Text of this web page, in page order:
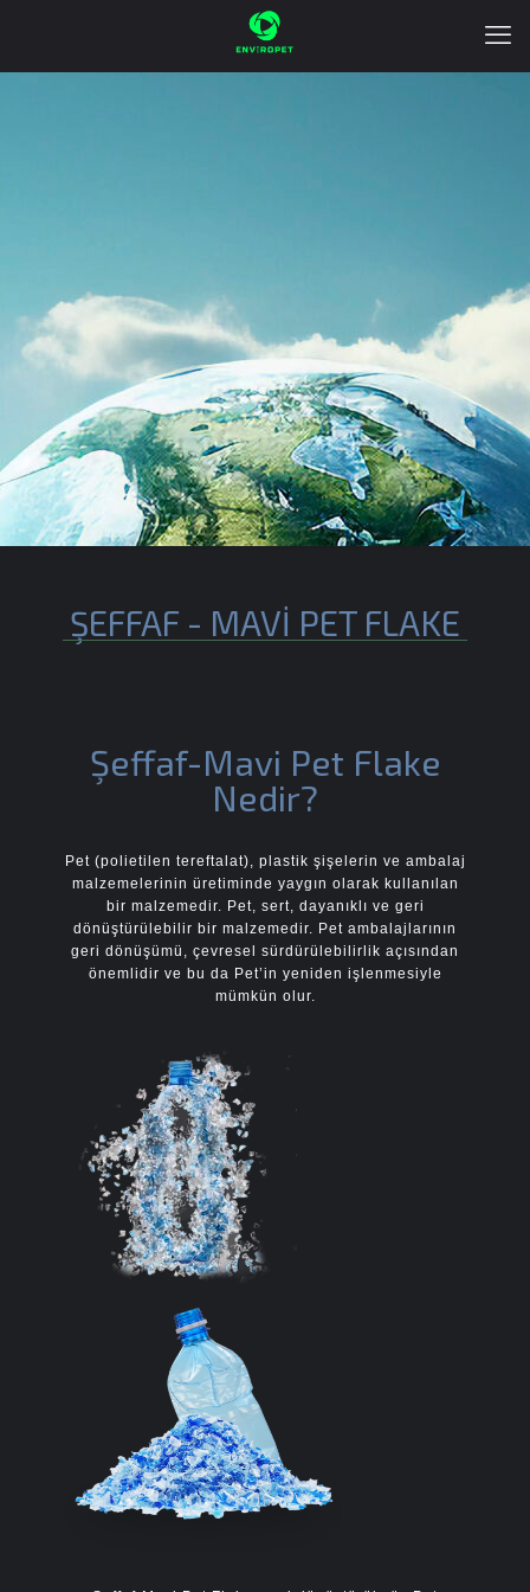
ŞEFFAF - MAVİ PET FLAKE
Şeffaf-Mavi Pet Flake
Nedir?
Pet (polietilen tereftalat), plastik şişelerin ve ambalaj
malzemelerinin üretiminde yaygın olarak kullanılan
bir malzemedir. Pet, sert, dayanıklı ve geri
dönüştürülebilir bir malzemedir. Pet ambalajlarının
geri dönüşümü, çevresel sürdürülebilirlik açısından
önemlidir ve bu da Pet’in yeniden işlenmesiyle
mümkün olur.